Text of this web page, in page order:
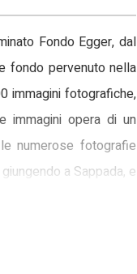
Fondo Egger, dal
fondo pervenuto nella
immagini fotografiche,
immagini opera di un
numerose fotografie
a Sappada, e